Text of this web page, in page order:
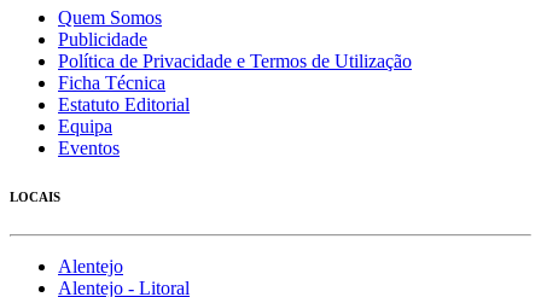
Quem Somos
Publicidade
Política de Privacidade e Termos de Utilização
Ficha Técnica
Estatuto Editorial
Equipa
Eventos
LOCAIS
Alentejo
Alentejo - Litoral